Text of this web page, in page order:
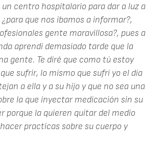
centro hospitalario para dar a luz a
que nos ibamos a informar?,
gente maravillosa?, pues a
aprendí demasiado tarde que la
gente. Te diré que como tú estoy
sufrir, lo mismo que sufrí yo el día
a ella y a su hijo y que no sea una
la que inyectar medicación sin su
porque la quieren quitar del medio
practicas sobre su cuerpo y